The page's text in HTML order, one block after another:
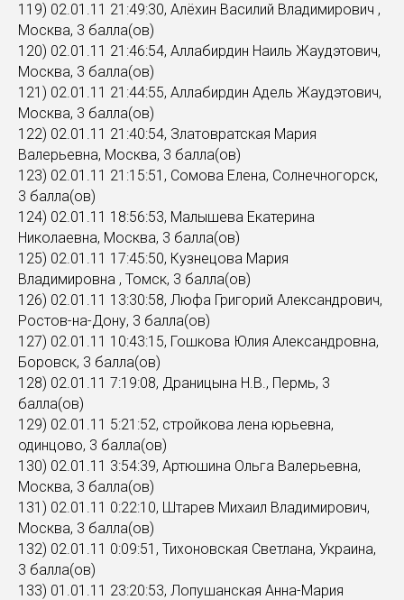
119) 02.01.11 21:49:30, Алёхин Василий Владимирович ,
Москва, 3 балла(ов)
120) 02.01.11 21:46:54, Аллабирдин Наиль Жаудэтович,
Москва, 3 балла(ов)
121) 02.01.11 21:44:55, Аллабирдин Адель Жаудэтович,
Москва, 3 балла(ов)
122) 02.01.11 21:40:54, Златовратская Мария
Валерьевна, Москва, 3 балла(ов)
123) 02.01.11 21:15:51, Сомова Елена, Солнечногорск,
3 балла(ов)
124) 02.01.11 18:56:53, Малышева Екатерина
Николаевна, Москва, 3 балла(ов)
125) 02.01.11 17:45:50, Кузнецова Мария
Владимировна , Томск, 3 балла(ов)
126) 02.01.11 13:30:58, Люфа Григорий Александрович,
Ростов-на-Дону, 3 балла(ов)
127) 02.01.11 10:43:15, Гошкова Юлия Александровна,
Боровск, 3 балла(ов)
128) 02.01.11 7:19:08, Драницына Н.В., Пермь, 3
балла(ов)
129) 02.01.11 5:21:52, стройкова лена юрьевна,
одинцово, 3 балла(ов)
130) 02.01.11 3:54:39, Артюшина Ольга Валерьевна,
Москва, 3 балла(ов)
131) 02.01.11 0:22:10, Штарев Михаил Владимирович,
Москва, 3 балла(ов)
132) 02.01.11 0:09:51, Тихоновская Светлана, Украина,
3 балла(ов)
133) 01.01.11 23:20:53, Лопушанская Анна-Мария